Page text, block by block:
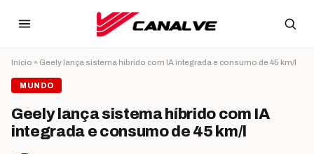
Início » Geely lança sistema híbrido com IA integrada e consumo de 45 km/l
MUNDO
Geely lança sistema híbrido com IA
integrada e consumo de 45 km/l